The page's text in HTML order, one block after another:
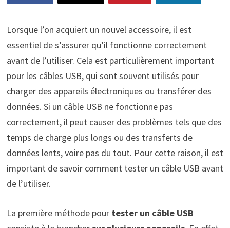
Lorsque l’on acquiert un nouvel accessoire, il est
essentiel de s’assurer qu’il fonctionne correctement
avant de l’utiliser. Cela est particulièrement important
pour les câbles USB, qui sont souvent utilisés pour
charger des appareils électroniques ou transférer des
données. Si un câble USB ne fonctionne pas
correctement, il peut causer des problèmes tels que des
temps de charge plus longs ou des transferts de
données lents, voire pas du tout. Pour cette raison, il est
important de savoir comment tester un câble USB avant
de l’utiliser.
La première méthode pour tester un câble USB